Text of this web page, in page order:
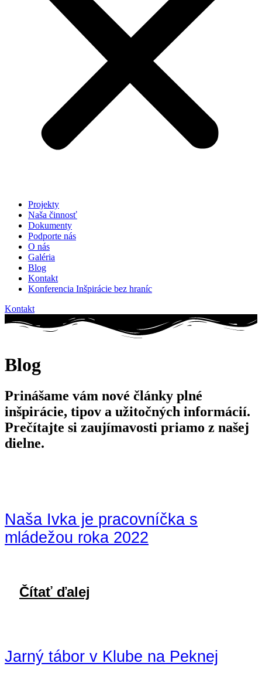
Projekty
Naša činnosť
Dokumenty
Podporte nás
O nás
Galéria
Blog
Kontakt
Konferencia Inšpirácie bez hraníc
Kontakt
Blog
Prinášame vám nové články plné
inšpirácie, tipov a užitočných informácií.
Prečítajte si zaujímavosti priamo z našej
dielne.
Naša Ivka je pracovníčka s
mládežou roka 2022
Čítať ďalej
Jarný tábor v Klube na Peknej